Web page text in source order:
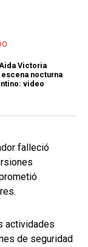
Victoria
nocturna
video
falleció
actividades
de seguridad